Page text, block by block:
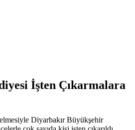
İşten Çıkarmalara
Diyarbakır Büyükşehir